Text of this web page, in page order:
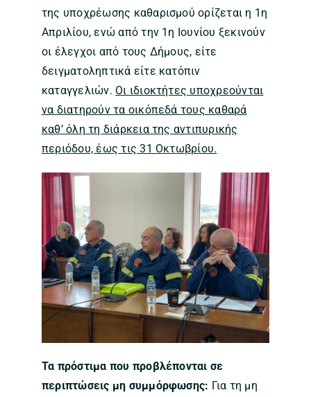
της υποχρέωσης καθαρισμού ορίζεται η 1η
Απριλίου, ενώ από την 1η Ιουνίου ξεκινούν
οι έλεγχοι από τους Δήμους, είτε
δειγματοληπτικά είτε κατόπιν
καταγγελιών. Οι ιδιοκτήτες υποχρεούνται
να διατηρούν τα οικόπεδά τους καθαρά
καθ’ όλη τη διάρκεια της αντιπυρικής
περιόδου, έως τις 31 Οκτωβρίου.
Τα πρόστιμα που προβλέπονται σε
περιπτώσεις μη συμμόρφωσης: Για τη μη